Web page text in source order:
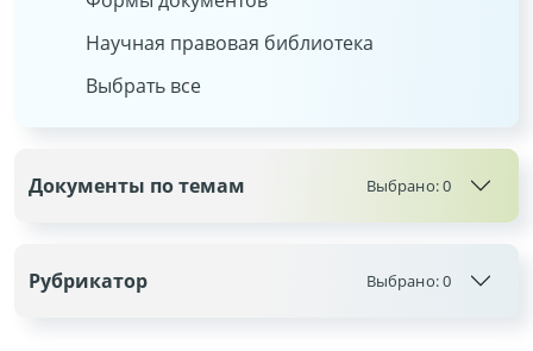
Научная правовая библиотека
Выбрать все
Документы по темам Выбрано:0
Рубрикатор Выбрано:0